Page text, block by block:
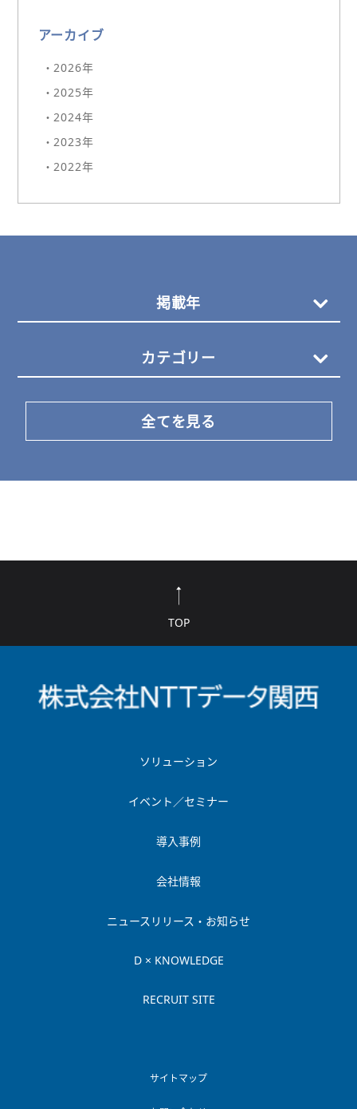
アーカイブ
・2026年
・2025年
・2024年
・2023年
・2022年
掲載年
カテゴリー
全てを見る
TOP
ソリューション
イベント／セミナー
導入事例
会社情報
ニュースリリース・お知らせ
D × KNOWLEDGE
RECRUIT SITE
サイトマップ